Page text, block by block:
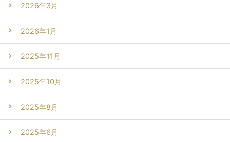
2026年3月
2026年1月
2025年11月
2025年10月
2025年8月
2025年6月